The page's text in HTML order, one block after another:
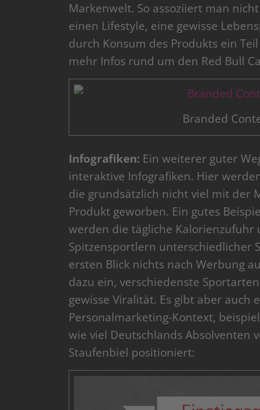
Markenwelt. So assoziiert man
einen Lifestyle, eine gewisse
durch Konsum des Produkts ein
mehr Infos rund um den Red Bull
Branded
Infografiken: Ein weiterer guter
interaktive Infografiken. Hier
die grundsätzlich nicht viel mit der
Produkt geworben. Ein gutes
werden die tägliche Kalorienzufuhr
Spitzensportlern unterschiedlicher
ersten Blick nichts nach Werbung
dazu ein, verschiedenste
gewisse Viralität. Es gibt aber auch
Personalmarketing-Kontext,
wie viel Deutschlands Absolventen
Staufenbiel positioniert: